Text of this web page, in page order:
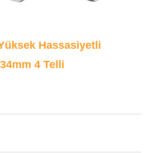
Hassasiyetli
4 Telli